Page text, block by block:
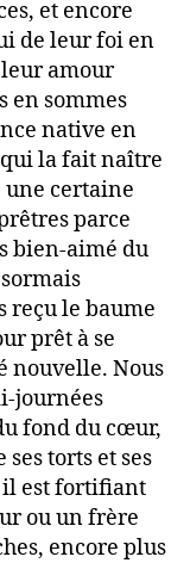
et encore
de leur foi en
amour
en sommes
native en
qui la fait naître
certaine
parce
bien-aimé du
reçu le baume
prêt à se
nouvelle. Nous
journées
fond du cœur,
torts et ses
il est fortifiant
ou un frère
encore plus